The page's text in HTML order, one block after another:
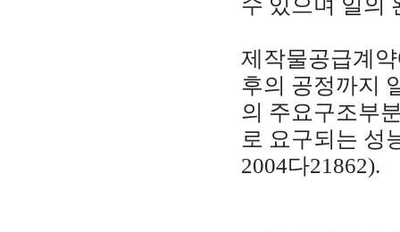
수 있으며 일의
제작물공급계
후의 공정까지
의 주요구조부
로 요구되는 성
2004다21862).